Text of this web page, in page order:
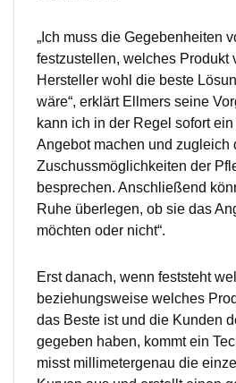
„Ich muss die Gegebenheiten
festzustellen, welches Produkt
Hersteller wohl die beste
wäre“, erklärt Ellmers seine
kann ich in der Regel sofort
Angebot machen und zugleich
Zuschussmöglichkeiten der
besprechen. Anschließend
Ruhe überlegen, ob sie das
möchten oder nicht“.
Erst danach, wenn feststeht
beziehungsweise welches
das Beste ist und die Kunden
gegeben haben, kommt ein
misst millimetergenau die